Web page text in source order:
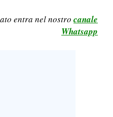
entra nel nostro canale
Whatsapp